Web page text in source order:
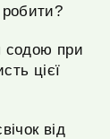
содою при
цієї
від